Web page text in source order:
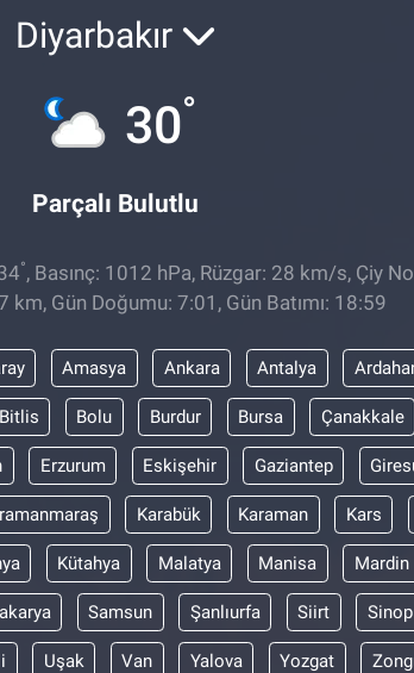
Diyarbakır
30°
Parçalı Bulutlu
°, Basınç: 1012 hPa, Rüzgar: 28 km/s, Çiy
km, Gün Doğumu: 7:01, Gün Batımı: 18:59
Amasya Ankara Antalya
Bitlis Bolu Burdur Bursa Çanakkale
Erzurum Eskişehir Gaziantep
Karabük Karaman Kars
Kütahya Malatya Manisa Mardin
Samsun Şanlıurfa Siirt Sinop
Uşak Van Yalova Yozgat